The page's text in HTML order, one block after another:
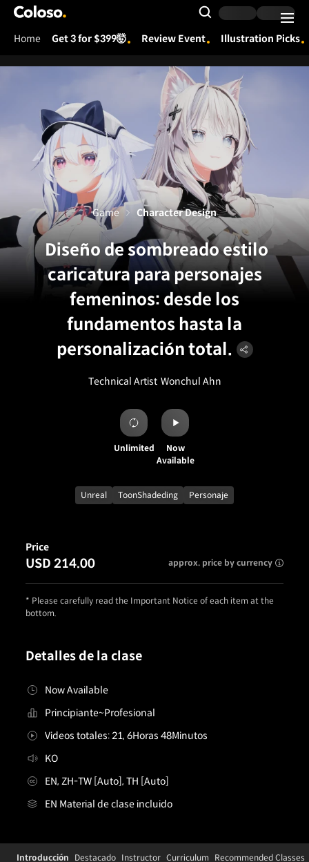
Coloso.
Search Input
Home Get 3 for $399🤯 Review Event Illustration Picks
Diseño de sombreado estilo
caricatura para personajes
femeninos: desde los
fundamentos hasta la
personalización total.
Technical Artist Wonchul Ahn
Game Character Design
Unlimited
Now
Available
Unreal ToonShadeding Personaje
Detalles de la clase
Now Available
Principiante~Profesional
Videos totales: 21, 6Horas 48Minutos
KO
EN, ZH-TW [Auto], TH [Auto]
EN Material de clase incluido
Price
USD 214.00 approx. price by currency
* Please carefully read the Important Notice of each item at the
bottom.
Details
Configuration Information Shortcuts
Introducción Destacado Instructor Curriculum Recommended Classes